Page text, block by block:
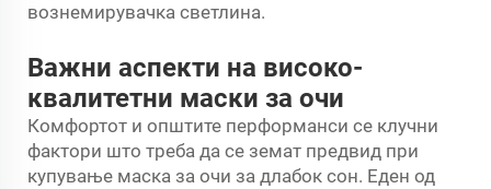
вознемирувачка светлина.
Важни аспекти на високо-
квалитетни маски за очи
Комфортот и општите перформанси се клучни
фактори што треба да се земат предвид при
купување маска за очи за длабок сон. Еден од